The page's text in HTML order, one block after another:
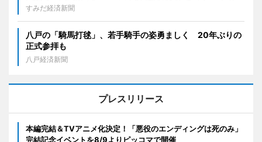
すみだ経済新聞
八戸の「騎馬打毬」、若手騎手の姿勇ましく 20年ぶりの
正式参拝も
八戸経済新聞
プレスリリース
本編完結＆TVアニメ化決定！「悪役のエンディングは死のみ」
完結記念イベントを8/9よりピッコマで開催